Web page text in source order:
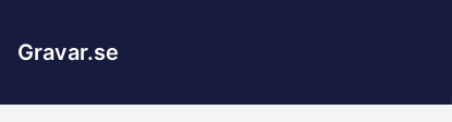
Gravar.se